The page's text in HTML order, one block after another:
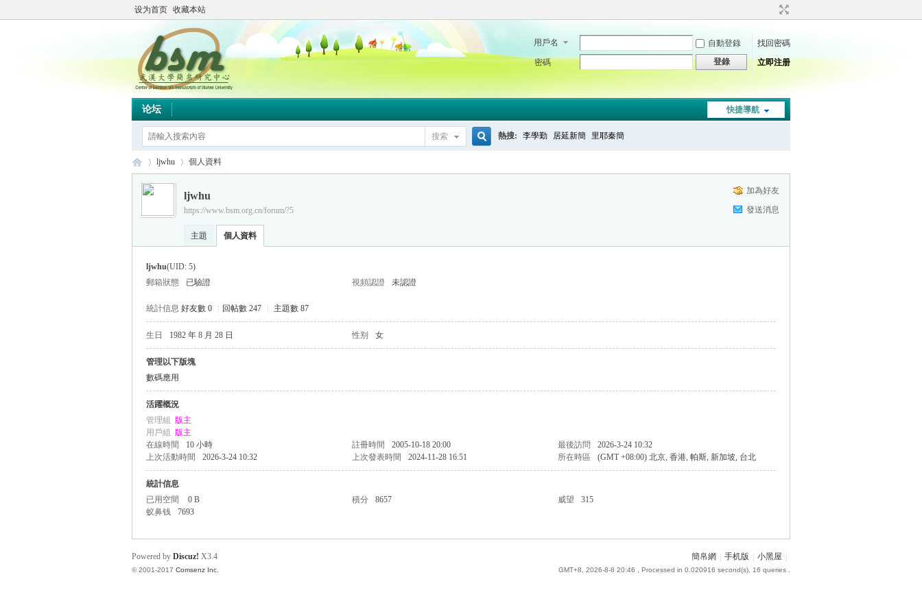
设为首页 收藏本站
用戶名 自動登錄
找回密碼
密碼
登錄 立即注册
快捷導航
论坛
搜索 熱搜: 李學勤 居延新簡 里耶秦簡
›
ljwhu 個人資料
加為好友
發送消息
ljwhu
https://www.bsm.org.cn/forum/?5
主題 個人資料
ljwhu(UID: 5)
郵箱狀態
已驗證 視頻認證 未認證
統計信息 好友數 0 回帖數 247 主題數 87
生日 1982 年 8 月 28 日 性别 女
管理以下版塊
數碼應用
活躍概況
管理組 版主
用戶組 版主
在線時間
10 小時 註冊時間 2005-10-18 20:00 最後訪問
2026-3-24 10:32
上次活動時間
2026-3-24 10:32 上次發表時間 2024-11-28 16:51 所在時區 (GMT +08:00) 北京, 香港, 帕斯, 新加坡, 台北
統計信息
已用空間
0 B 積分 8657 威望
315
蚁鼻钱
7693
簡帛網 手机版 小黑屋
GMT+8, 2026-8-8 20:46 , Processed in 0.020916 second(s), 16 queries .
Powered by Discuz! X3.4
© 2001-2017 Comsenz Inc.